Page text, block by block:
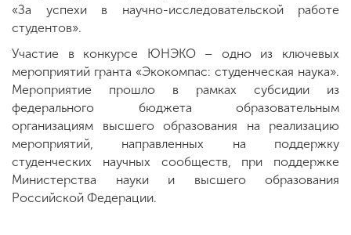
«За успехи в научно-исследовательской работе
студентов».
Участие в конкурсе ЮНЭКО – одно из ключевых
мероприятий гранта «Экокомпас: студенческая наука».
Мероприятие прошло в рамках субсидии из
федерального бюджета образовательным
организациям высшего образования на реализацию
мероприятий, направленных на поддержку
студенческих научных сообществ, при поддержке
Министерства науки и высшего образования
Российской Федерации.